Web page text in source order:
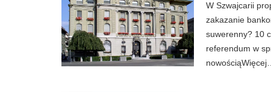
W Szwajcarii
zakazanie
suwerenny? 10
referendum w
nowościąWięcej…